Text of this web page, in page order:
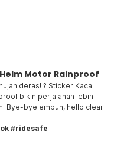
Motor Rainproof
deras! ?️ Sticker Kaca
bikin perjalanan lebih
Bye-bye embun, hello clear
#ridesafe